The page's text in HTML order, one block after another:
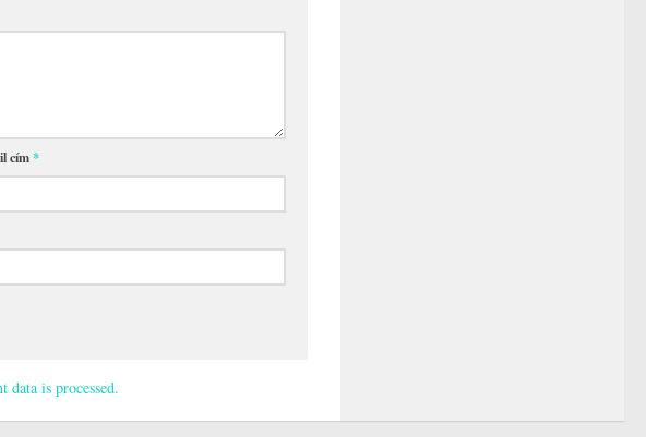
cím*
data is processed.